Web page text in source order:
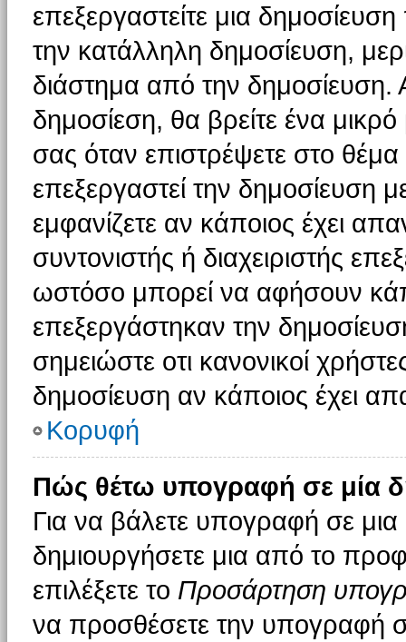
επεξεργαστείτε μια
την κατάλληλη δημοσίευση,
διάστημα από την δημοσίευση.
δημοσίεση, θα βρείτε ένα
σας όταν επιστρέψετε στο
επεξεργαστεί την δημοσίευση
εμφανίζετε αν κάποιος έχει
συντονιστής ή διαχειριστής
ωστόσο μπορεί να αφήσουν
επεξεργάστηκαν την
σημειώστε οτι κανονικοί
δημοσίευση αν κάποιος έχει
Κορυφή
Πώς θέτω υπογραφή σε μία
Για να βάλετε υπογραφή σε
δημιουργήσετε μια από το
επιλέξετε το Προσάρτηση
να προσθέσετε την υπογραφή